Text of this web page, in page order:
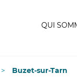
QUI
Buzet-sur-Tarn